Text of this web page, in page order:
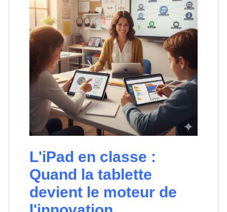
L'iPad en classe :
Quand la tablette
devient le moteur de